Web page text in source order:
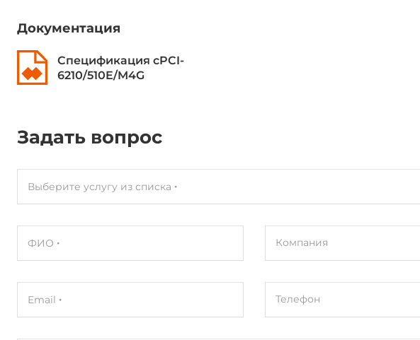
Документация
Спецификация cPCI-
6210/510E/M4G
Задать вопрос
Выберите услугу из списка
ФИО Компания
Email Телефон